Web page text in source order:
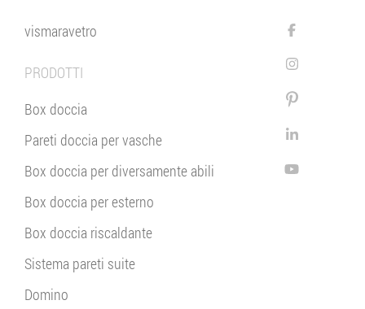
vismaravetro
PRODOTTI
Box doccia
Pareti doccia per vasche
Box doccia per diversamente abili
Box doccia per esterno
Box doccia riscaldante
Sistema pareti suite
Domino